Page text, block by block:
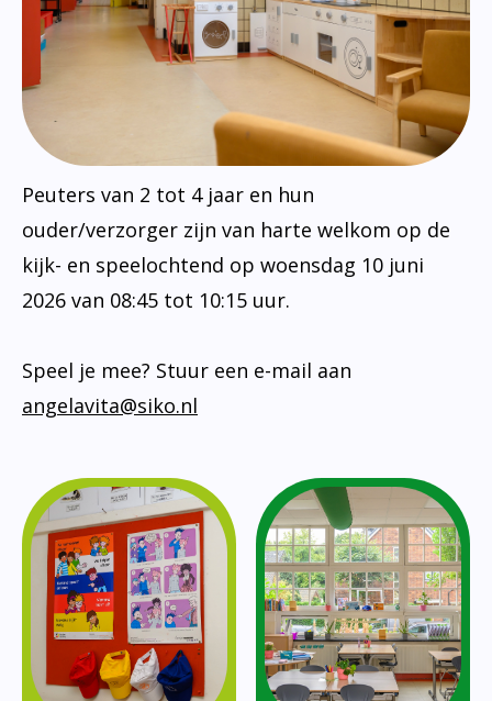
Peuters van 2 tot 4 jaar en hun
ouder/verzorger zijn van harte welkom op de
kijk- en speelochtend op woensdag 10 juni
2026 van 08:45 tot 10:15 uur.
Speel je mee? Stuur een e-mail aan
angelavita@siko.nl